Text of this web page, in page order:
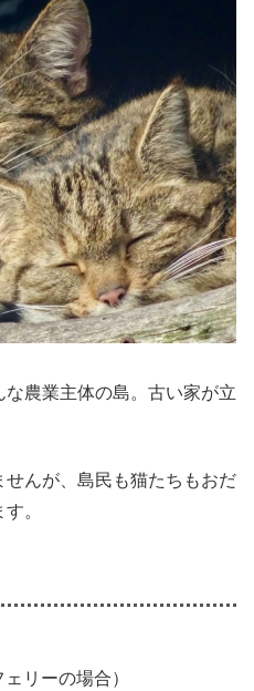
農業主体の島。古い家が立
んが、島民も猫たちもおだ
。
リーの場合）